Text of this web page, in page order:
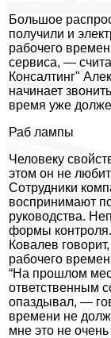
Большое
получили и
рабочего
сервиса, —
Консалтинг"
начинает
время уже
Раб лампы
Человеку
этом он не
Сотрудники
воспринимают
руководства.
формы
Ковалев
рабочего
“На прошлом
ответственным
опаздывал, —
времени не
мне это не очень